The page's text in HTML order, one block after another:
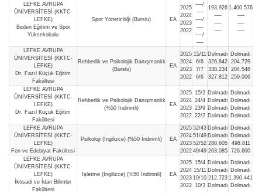
LEFKE AVRUPA
ÜNİVERSİTESİ (KKTC-
LEFKE)
Beden Eğitimi ve Spor
Yüksekokulu
Spor Yöneticiliği (Burslu) EA
2025
2024
2023
2022
—-/
—-
—-/
—-
—-/
—-
193,926
—-
—-
—-
1.400.576
—-
—-
—-
LEFKE AVRUPA
ÜNİVERSİTESİ (KKTC-
LEFKE)
Dr. Fazıl Küçük Eğitim
Fakültesi
Rehberlik ve Psikolojik Danışmanlık
(Burslu)
EA
2025
2024
2023
2022
15/11
6/6
7/7
6/6
Dolmadı
326,842
338,234
327,812
Dolmadı
204.729
204.548
259.006
LEFKE AVRUPA
ÜNİVERSİTESİ (KKTC-
LEFKE)
Dr. Fazıl Küçük Eğitim
Fakültesi
Rehberlik ve Psikolojik Danışmanlık
(%50 İndirimli)
EA
2025
2024
2023
2022
15/2
24/4
23/9
22/2
Dolmadı
Dolmadı
Dolmadı
Dolmadı
Dolmadı
Dolmadı
Dolmadı
Dolmadı
LEFKE AVRUPA
ÜNİVERSİTESİ (KKTC-
LEFKE)
Fen ve Edebiyat Fakültesi
Psikoloji (İngilizce) (%50 İndirimli) EA
2025
2024
2023
2022
52/43
51/49
52/52
49/49
Dolmadı
Dolmadı
288,605
263,085
Dolmadı
Dolmadı
498.811
726.600
LEFKE AVRUPA
ÜNİVERSİTESİ (KKTC-
LEFKE)
İktisadi ve İdari Bilimler
Fakültesi
İşletme (İngilizce) (%50 İndirimli) EA
2025
2024
2023
2022
15/4
15/11
10/10
10/3
Dolmadı
Dolmadı
212,723
Dolmadı
Dolmadı
Dolmadı
1.390.441
Dolmadı